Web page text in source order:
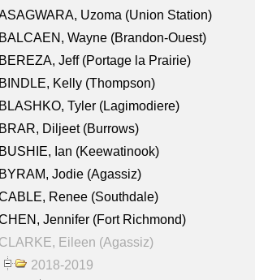
Uzoma (Union Station)
BALCAEN, Wayne (Brandon-Ouest)
BEREZA, Jeff (Portage la Prairie)
BINDLE, Kelly (Thompson)
BLASHKO, Tyler (Lagimodiere)
BRAR, Diljeet (Burrows)
BUSHIE, Ian (Keewatinook)
BYRAM, Jodie (Agassiz)
Renee (Southdale)
Jennifer (Fort Richmond)
CLARKE, Eileen (Agassiz)
2018-2019